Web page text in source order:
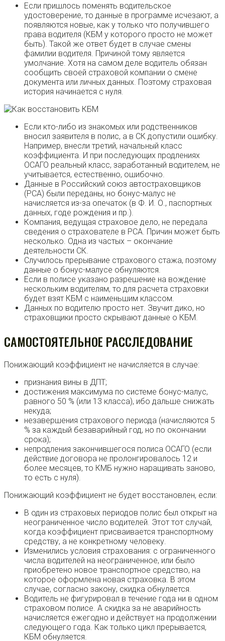
Если пришлось поменять водительское
удостоверение, то данные в программе исчезают, а
появляются новые, как у только что получившего
права водителя (КБМ у которого просто не может
быть). Такой же ответ будет в случае смены
фамилии водителя. Причиной тому является
умолчание. Хотя на самом деле водитель обязан
сообщить своей страховой компании о смене
документа или личных данных. Поэтому страховая
история начинается с нуля.
Если кто-либо из знакомых или родственников
вносил заявителя в полис, а в СК допустили ошибку.
Например, внесли третий, начальный класс
коэффициента. И при последующих продлениях
ОСАГО реальный класс, заработанный водителем, не
учитывается, естественно, ошибочно.
Данные в Российский союз автостраховщиков
(РСА) были переданы, но бонус-малус не
начисляется из-за опечаток (в Ф. И. О., паспортных
данных, годе рождения и пр.).
Компания, ведущая страховое дело, не передала
сведения о страхователе в РСА. Причин может быть
несколько. Одна из частых – окончание
деятельности СК.
Случилось прерывание страхового стажа, поэтому
данные о бонус-малусе обнуляются.
Если в полисе указано разрешение на вождение
нескольким водителям, то для расчета страховки
будет взят КБМ с наименьшим классом.
Данных по водителю просто нет. Звучит дико, но
страховщики просто скрывают данные о КБМ.
САМОСТОЯТЕЛЬНОЕ РАССЛЕДОВАНИЕ
Понижающий коэффициент не начисляется в случае:
признания вины в ДПТ;
достижения максимума по системе бонус-малус,
равного 50 % (или 13 класса), ибо дальше снижать
некуда;
незавершения страхового периода (начисляются 5
% за каждый безаварийный год, но по окончании
срока);
непродления закончившегося полиса ОСАГО (если
действие договора не пролонгировалось 12 и
более месяцев, то КМБ нужно наращивать заново,
то есть с нуля).
Понижающий коэффициент не будет восстановлен, если:
В один из страховых периодов полис был открыт на
неограниченное число водителей. Этот тот случай,
когда коэффициент присваивается транспортному
средству, а не конкретному человеку.
Изменились условия страхования: с ограниченного
числа водителей на неограниченное, или было
приобретено новое транспортное средство, на
которое оформлена новая страховка. В этом
случае, согласно закону, скидка обнуляется.
Водитель не фигурировал в течение года ни в одном
страховом полисе. А скидка за не аварийность
начисляется ежегодно и действует на продолжении
следующего года. Как только цикл прерывается,
КБМ обнуляется.